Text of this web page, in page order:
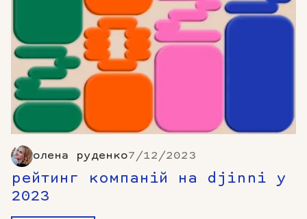
олена руденко7/12/2023
рейтинг компаній на djinni у
2023